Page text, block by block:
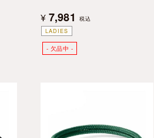
LADIES
¥ 7,981
税込